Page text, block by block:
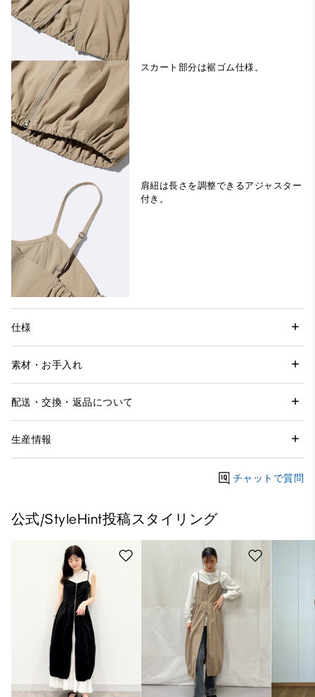
スカート部分は裾ゴム仕様。
肩紐は長さを調整できるアジャスター
付き。
仕様
素材・お手入れ
配送・交換・返品について
生産情報
チャットで質問
公式/StyleHint投稿スタイリング